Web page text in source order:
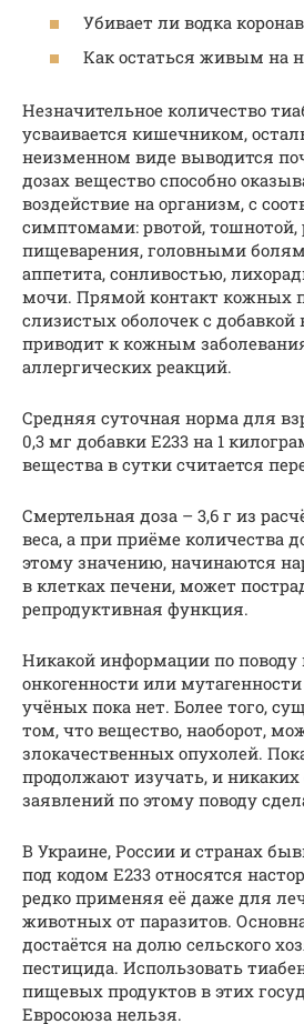
Убивает ли водка
Как остаться живым на
Незначительное количество
усваивается кишечником,
неизменном виде выводится
дозах вещество способно
воздействие на организм, с
симптомами: рвотой, тошнотой,
пищеварения, головными
аппетита, сонливостью,
мочи. Прямой контакт кожных
слизистых оболочек с
приводит к кожным
аллергических реакций.
Средняя суточная норма для
0,3 мг добавки Е233 на 1
вещества в сутки считается
Смертельная доза – 3,6 г из
веса, а при приёме количества
этому значению, начинаются
в клетках печени, может
репродуктивная функция.
Никакой информации по
онкогенности или
учёных пока нет. Более того,
том, что вещество, наоборот,
злокачественных опухолей.
продолжают изучать, и
заявлений по этому поводу
В Украине, России и странах
под кодом Е233 относятся
редко применяя её даже для
животных от паразитов.
достаётся на долю сельского
пестицида. Использовать
пищевых продуктов в этих
Евросоюза нельзя.